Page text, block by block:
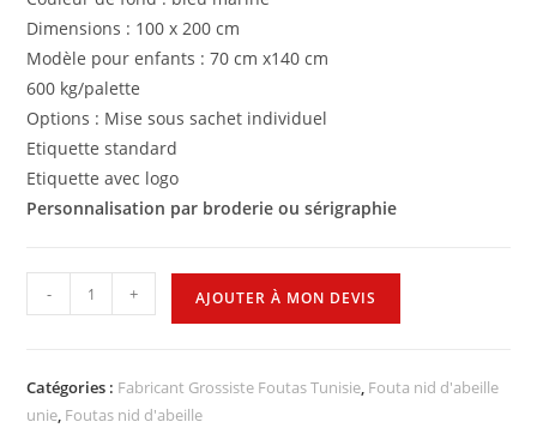
Dimensions : 100 x 200 cm
Modèle pour enfants : 70 cm x140 cm
600 kg/palette
Options : Mise sous sachet individuel
Etiquette standard
Etiquette avec logo
Personnalisation par broderie ou sérigraphie
- + AJOUTER À MON DEVIS
Catégories : Fabricant Grossiste Foutas Tunisie, Fouta nid d'abeille
unie, Foutas nid d'abeille